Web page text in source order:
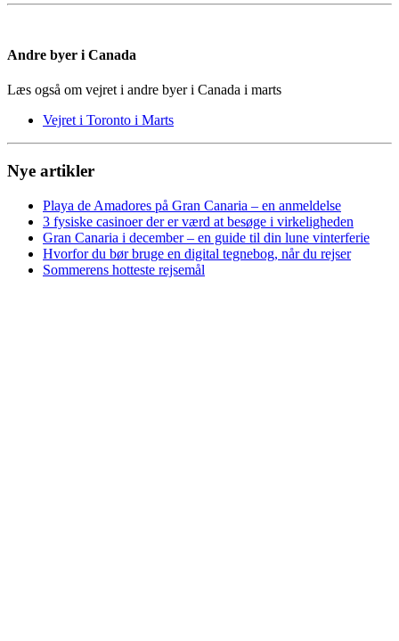
Andre byer i Canada
Læs også om vejret i andre byer i Canada i marts
Vejret i Toronto i Marts
Nye artikler
Playa de Amadores på Gran Canaria – en anmeldelse
3 fysiske casinoer der er værd at besøge i virkeligheden
Gran Canaria i december – en guide til din lune vinterferie
Hvorfor du bør bruge en digital tegnebog, når du rejser
Sommerens hotteste rejsemål